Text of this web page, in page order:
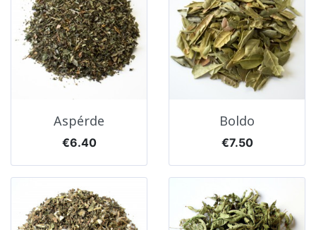
Aspérde
Price
€6.40
Boldo
Price
€7.50